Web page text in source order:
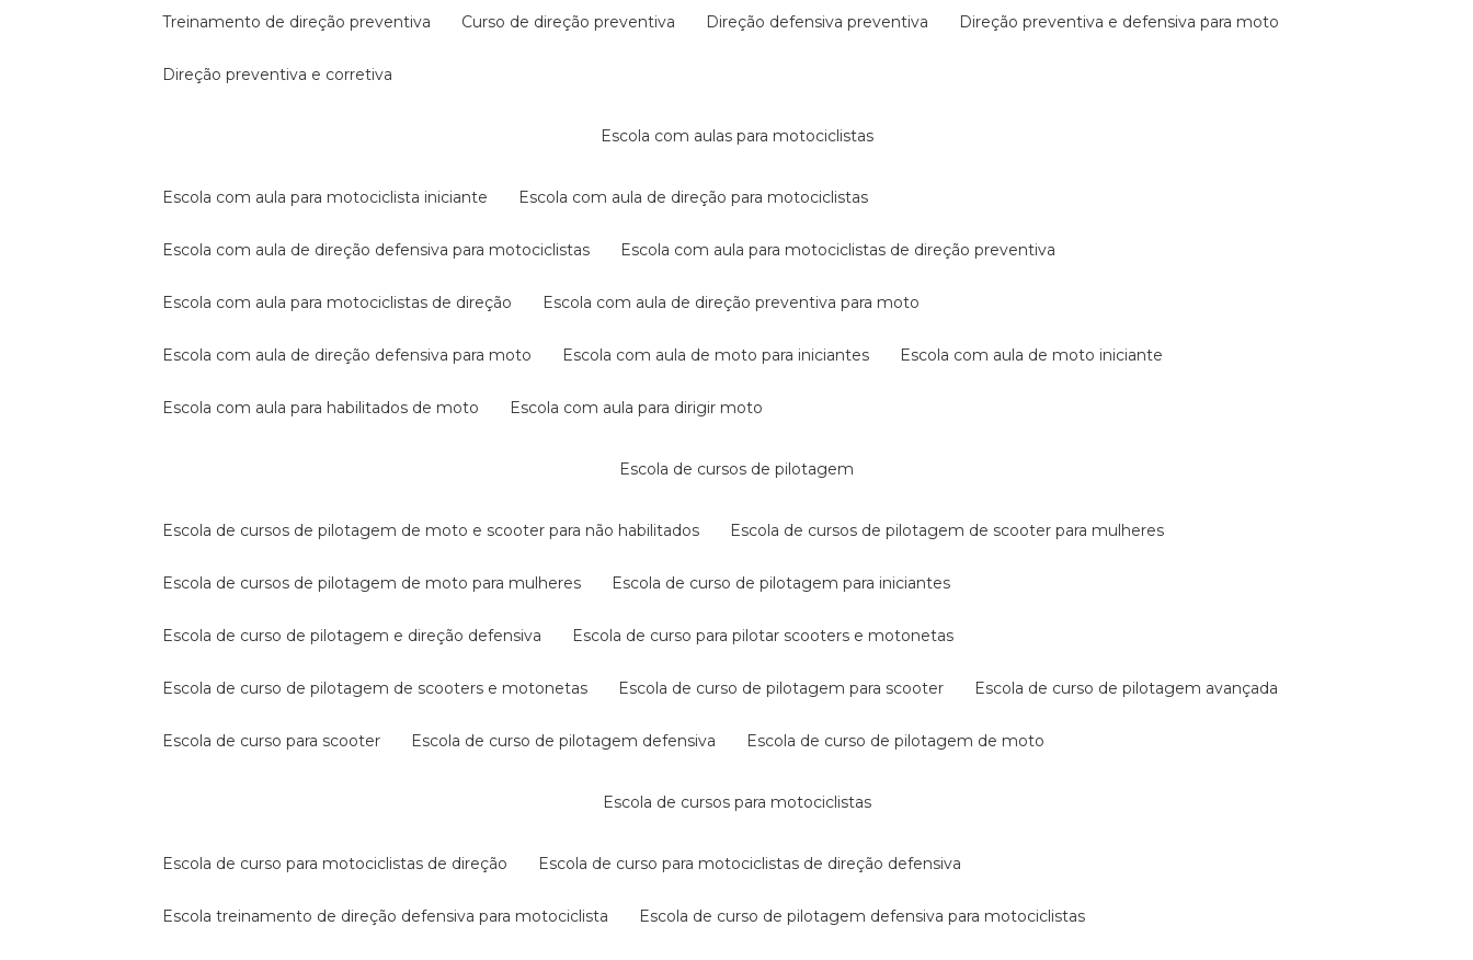
treinamento de direção preventiva curso de direção preventiva direção defensiva preventiva direção preventiva e defensiva para moto
direção preventiva e corretiva
escola com aulas para motociclistas
escola com aula para motociclista iniciante escola com aula de direção para motociclistas
escola com aula de direção defensiva para motociclistas escola com aula para motociclistas de direção preventiva
escola com aula para motociclistas de direção escola com aula de direção preventiva para moto
escola com aula de direção defensiva para moto escola com aula de moto para iniciantes escola com aula de moto iniciante
escola com aula para habilitados de moto escola com aula para dirigir moto
escola de cursos de pilotagem
escola de cursos de pilotagem de moto e scooter para não habilitados escola de cursos de pilotagem de scooter para mulheres
escola de cursos de pilotagem de moto para mulheres escola de curso de pilotagem para iniciantes
escola de curso de pilotagem e direção defensiva escola de curso para pilotar scooters e motonetas
escola de curso de pilotagem de scooters e motonetas escola de curso de pilotagem para scooter escola de curso de pilotagem avançada
escola de curso para scooter escola de curso de pilotagem defensiva escola de curso de pilotagem de moto
escola de cursos para motociclistas
escola de curso para motociclistas de direção escola de curso para motociclistas de direção defensiva
escola treinamento de direção defensiva para motociclista escola de curso de pilotagem defensiva para motociclistas